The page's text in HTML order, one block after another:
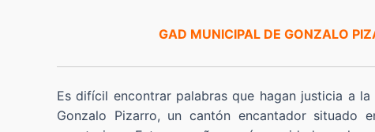
GAD MUNICIPAL DE GONZALO
Es difícil encontrar palabras que hagan justicia a
Gonzalo Pizarro, un cantón encantador situado